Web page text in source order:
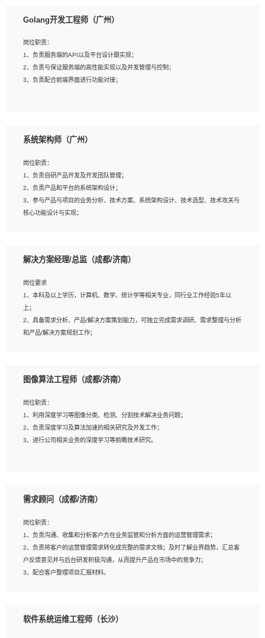
2、熟悉PostgreSQL、redis、MongoDB、ElasticSearch等开源数据库运维管理，
4、熟悉Hadoop、HBASE、Spark等大数据平台优先。
5、熟悉linux或任意一种unix操作系统，如有较强操作系统侧工作经验者优先。
6、具备丰富的项目实施经验，较强的自我学习能力。
Golang开发工程师（广州）
岗位职责：
1、负责服务端的API以及平台设计跟实现；
2、负责与保证服务端的高性能实现以及并发管理与控制；
3、负责配合前端界面进行功能对接；
2、1年以上Golang开发工作经验，能独立完成相应项目开发；
与实现，熟悉常用开源框架及设计模式；
4、熟悉Golang、连接池、消息队列等组件使用、熟悉后端开发、测试、调试流程
跟工具使用；
5、对技术有激情，喜欢钻研，能快速接受和掌握新技术，学习能力和工作责任心
强，良好的沟通表达能力和团队协作能力。
系统架构师（广州）
岗位职责：
1、负责自研产品开发及开发团队管理；
2、负责产品和平台的系统架构设计；
3、参与产品与项目的业务分析、技术方案、系统架构设计、技术选型、技术攻关与
核心功能设计与实现；
岗位要求：
1、全日制统招本科及以上学历，计算机相关专业毕业，5年以上开发工作经验；
2、具有扎实的java编程功底和良好的编码习惯，有分布式、多线程及高并发系统开
发经验和性能调优经验尤佳；熟悉JVM调优；掌握基础中间件、基础架构方案和云
平台、云产品功能特性，熟练使用相关平台的功能和了解其背后实现机制；
研发管理流程建设经验；
种常用框架和技术Springboot、Shiro、springcloud等；熟悉Linux常用命令和了解
常用脚本语言，较丰富的线上系统运维经验，复杂问题排查思路清晰。
解决方案经理/总监（成都/济南）
岗位要求
1、本科及以上学历，计算机、数学、统计学等相关专业，同行业工作经验5年以
上；
2、具备需求分析、产品/解决方案策划能力，可独立完成需求调研、需求整理与分析
和产品/解决方案规划工作；
相关的解决方案，包括视频分析、图像识别、NLP、OCR、机器学习等；
AI算法框架，对人脸识别、目标检测、图像识别、OCR、NLP等AI算法有深刻理
解。具有AI平台级产品/解决方案从业经验者优先。具有大数据技术背景者优先；
6、具备良好的客户意识与沟通能力，善于学习思考、创新与团队协作，认真负责、
执行力与抗压力强。
图像算法工程师（成都/济南）
岗位职责：
1、利用深度学习等图像分类、检测、分割技术解决业务问题；
2、负责深度学习及算法加速的相关研究及开发工作；
3、进行公司相关业务的深度学习等前瞻技术研究。
2、2年以上图像处理开发经验，熟悉python和spark开发；
建深度学习系统环境；
4、熟悉OPENCV、HALCON等常用图像处理软件，熟练进行图像处理；
5、熟悉主流的分类算法、聚类算法和关联分析算法原理，能熟练使用神经网络算法
的进行业务建模；
6、对OCR领域有深入的研究，熟悉模型调参，压缩和整型化方法；
需求顾问（成都/济南）
岗位职责：
1、负责沟通、收集和分析客户方在业务监管和分析方面的运营管理需求；
2、负责将客户的运营管理需求转化成完整的需求文档；及时了解业界趋势，汇总客
户反馈意见并与后台研发积极沟通，从而提升产品在市场中的竞争力；
3、配合客户整理项目汇报材料。
1、3年以上运营或解决方案的工作经验。
软件系统运维工程师（长沙）